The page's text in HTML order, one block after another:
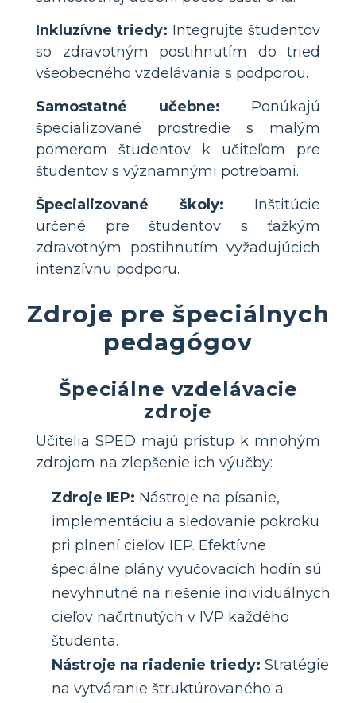
Inkluzívne triedy: Integrujte študentov
so zdravotným postihnutím do tried
všeobecného vzdelávania s podporou.
Samostatné učebne: Ponúkajú
špecializované prostredie s malým
pomerom študentov k učiteľom pre
študentov s významnými potrebami.
Špecializované školy: Inštitúcie
určené pre študentov s ťažkým
zdravotným postihnutím vyžadujúcich
intenzívnu podporu.
Zdroje pre špeciálnych
pedagógov
Špeciálne vzdelávacie
zdroje
Učitelia SPED majú prístup k mnohým
zdrojom na zlepšenie ich výučby:
Zdroje IEP: Nástroje na písanie,
implementáciu a sledovanie pokroku
pri plnení cieľov IEP. Efektívne
špeciálne plány vyučovacích hodín sú
nevyhnutné na riešenie individuálnych
cieľov načrtnutých v IVP každého
študenta.
Nástroje na riadenie triedy: Stratégie
na vytváranie štruktúrovaného a